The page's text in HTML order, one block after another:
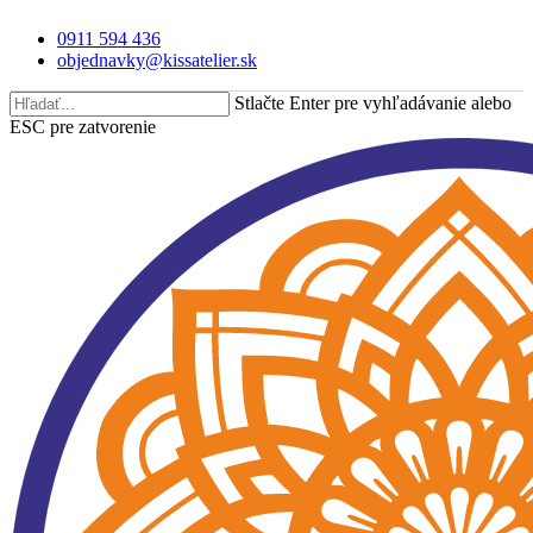
main
0911 594 436
objednavky@kissatelier.sk
Stlačte Enter pre vyhľadávanie alebo
ESC pre zatvorenie